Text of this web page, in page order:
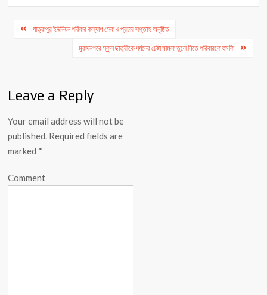
Post
navigation
যাত্রাপুর ইউনিয়ন পরিবার কল্যাণ সেবা ও প্রচার সপ্তাহ অনুষ্ঠিত
মুরাদনগরে স্কুল ছাত্রীকে ধর্ষনের চেষ্টা মামলা তুলে নিতে পরিবারকে হুমকি
Leave a Reply
Your email address will not be
published. Required fields are
marked *
Comment